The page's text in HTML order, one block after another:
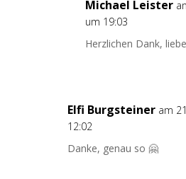
Michael Leister
um 19:03
Herzlichen Dank,
Elfi Burgsteiner am
12:02
Danke, genau so 🤗